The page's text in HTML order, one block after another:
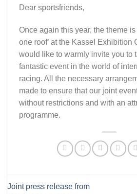
Dear sportsfriends,
Once again this year, the theme
one roof’ at the Kassel Exhibition
would like to warmly invite you to
fantastic event in the world of
racing. All the necessary
made to ensure that our joint
without restrictions and with an
programme.
Joint press release from